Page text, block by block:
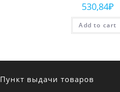
530,84₽
Add to cart
Пункт выдачи товаров